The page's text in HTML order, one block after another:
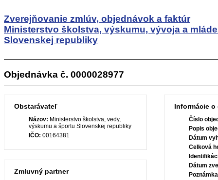
Zverejňovanie zmlúv, objednávok a faktúr
Ministerstvo školstva, výskumu, vývoja a
Slovenskej republiky
Objednávka č. 0000028977
Obstarávateľ
Názov: Ministerstvo školstva, vedy,
výskumu a športu Slovenskej republiky
IČO: 00164381
Zmluvný partner
Informácie
Číslo
Popis
Dátum
Celková
Dátum